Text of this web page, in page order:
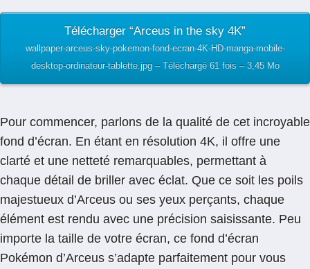
Télécharger “Arceus in the sky 4K”
wallpaper-arceus-sky-pokemon-fond-ecran-4K-HD-manga-mobile-
desktop-ordinateur-tablette.jpg – Téléchargé 61 fois – 3,45 Mo
Pour commencer, parlons de la qualité de cet incroyable
fond d’écran. En étant en résolution 4K, il offre une
clarté et une netteté remarquables, permettant à
chaque détail de briller avec éclat. Que ce soit les poils
majestueux d’Arceus ou ses yeux perçants, chaque
élément est rendu avec une précision saisissante. Peu
importe la taille de votre écran, ce fond d’écran
Pokémon d’Arceus s’adapte parfaitement pour vous